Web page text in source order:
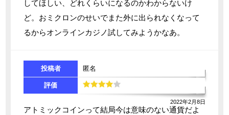
してほしい、どれくらいになるのかわからないけ
ど。おミクロンのせいでまた外に出られなくなって
るからオンラインカジノ試してみようかなあ。
投稿者 匿名
評価
2022年2月8日
アトミックコインって結局今は意味のない通貨だよ